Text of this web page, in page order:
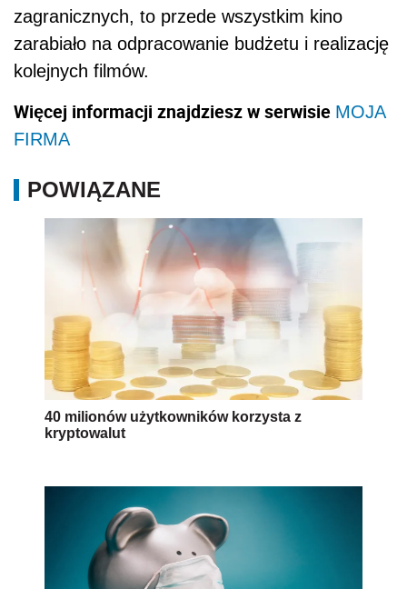
zagranicznych, to przede wszystkim kino
zarabiało na odpracowanie budżetu i realizację
kolejnych filmów.
Więcej informacji znajdziesz w serwisie MOJA
FIRMA
POWIĄZANE
40 milionów użytkowników korzysta z
kryptowalut